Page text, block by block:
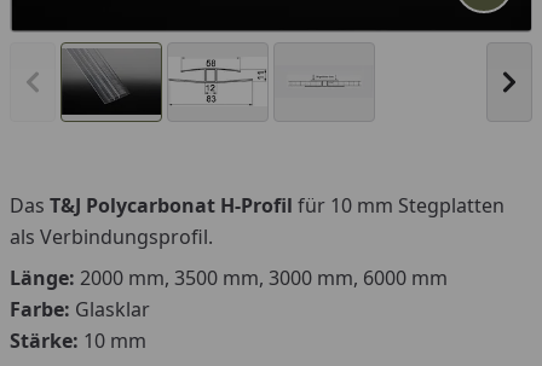
Vorheriges Bild anzeigen
Das T&J Polycarbonat H-Profil für 10 mm Stegplatten
als Verbindungsprofil.
Länge: 2000 mm, 3500 mm, 3000 mm, 6000 mm
Farbe: Glasklar
Stärke: 10 mm